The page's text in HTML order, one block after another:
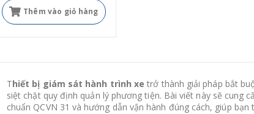
Thêm vào giỏ hàng
Thiết bị giám sát hành trình xe trở thành giải pháp bắt
siệt chặt quy định quản lý phương tiện. Bài viết này sẽ cung
chuẩn QCVN 31 và hướng dẫn vận hành đúng cách, giúp